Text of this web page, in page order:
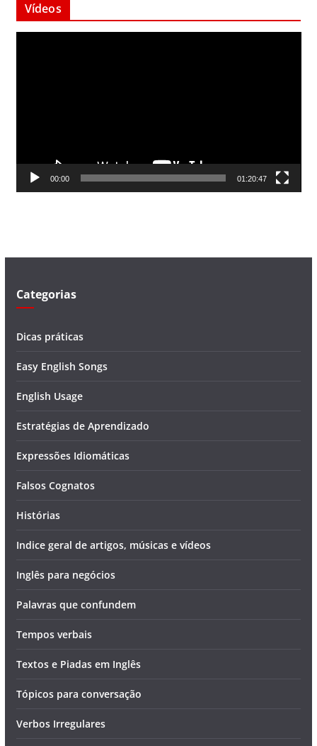
Vídeos
d
00:00 01:20:47
Categorias
Dicas práticas
Easy English Songs
English Usage
Estratégias de Aprendizado
Expressões Idiomáticas
Falsos Cognatos
Histórias
Indice geral de artigos, músicas e vídeos
Inglês para negócios
Palavras que confundem
Tempos verbais
Textos e Piadas em Inglês
Tópicos para conversação
Verbos Irregulares